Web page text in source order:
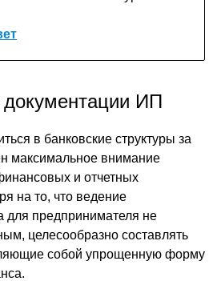
ИП
в банковские структуры за
максимальное внимание
и отчетных
на то, что ведение
для предпринимателя не
целесообразно составлять
собой упрощенную форму